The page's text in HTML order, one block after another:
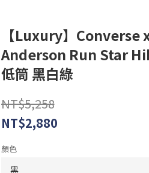
【Luxury】Converse
Anderson Run Star
低筒 黑白綠
NT$5,258
NT$2,880
顏色